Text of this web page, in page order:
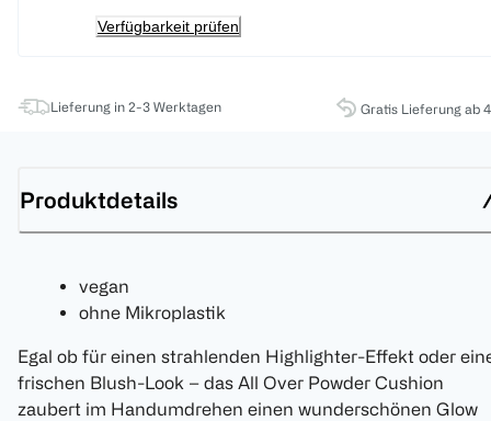
Verfügbarkeit prüfen
Lieferung in 2-3 Werktagen Gratis Lieferung ab
Produktdetails
vegan
ohne Mikroplastik
Egal ob für einen strahlenden Highlighter-Effekt oder
frischen Blush-Look – das All Over Powder Cushion
zaubert im Handumdrehen einen wunderschönen Glow